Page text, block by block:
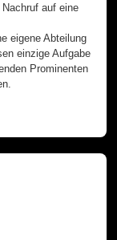
auf eine
eigene Abteilung
einzige Aufgabe
Prominenten